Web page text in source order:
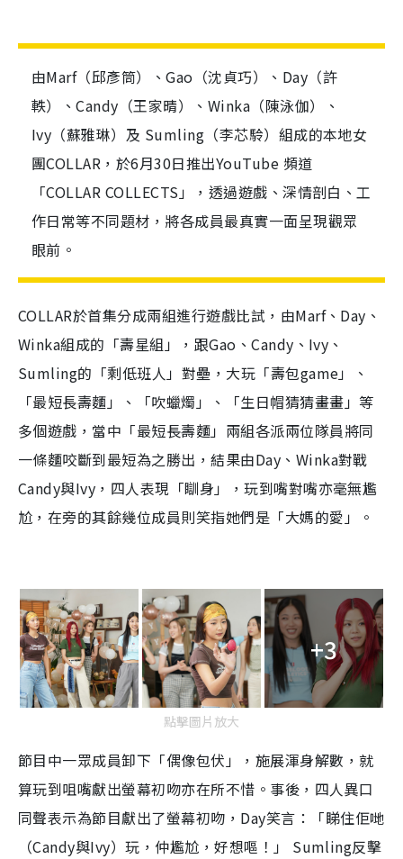
由Marf（邱彥筒）、Gao（沈貞巧）、Day（許
軼）、Candy（王家晴）、Winka（陳泳伽）、
Ivy（蘇雅琳）及 Sumling（李芯駖）組成的本地女
團COLLAR，於6月30日推出YouTube 頻道
「COLLAR COLLECTS」，透過遊戲、深情剖白、工
作日常等不同題材，將各成員最真實一面呈現觀眾
眼前。
COLLAR於首集分成兩組進行遊戲比試，由Marf、Day、
Winka組成的「壽星組」，跟Gao、Candy、Ivy、
Sumling的「剩低班人」對壘，大玩「壽包game」、
「最短長壽麵」、「吹蠟燭」、「生日帽猜猜畫畫」等
多個遊戲，當中「最短長壽麵」兩組各派兩位隊員將同
一條麵咬斷到最短為之勝出，結果由Day、Winka對戰
Candy與Ivy，四人表現「瞓身」，玩到嘴對嘴亦毫無尷
尬，在旁的其餘幾位成員則笑指她們是「大媽的愛」。
+3
點擊圖片放大
節目中一眾成員卸下「偶像包伏」，施展渾身解數，就
算玩到咀嘴獻出螢幕初吻亦在所不惜。事後，四人異口
同聲表示為節目獻出了螢幕初吻，Day笑言：「睇住佢哋
（Candy與Ivy）玩，仲尷尬，好想嘔！」 Sumling反擊